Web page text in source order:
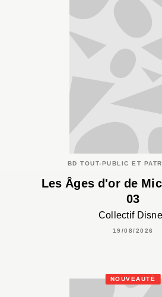
BD TOUT-PUBLIC ET
Les Âges d'or de
03
Collectif
19/08/2026
NOUVEAUTÉ